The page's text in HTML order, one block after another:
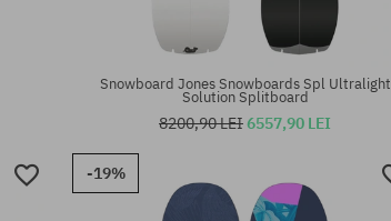
Snowboard Jones Snowboards Spl Ultralight
Solution Splitboard
8200,90 LEI6557,90 LEI
-19%